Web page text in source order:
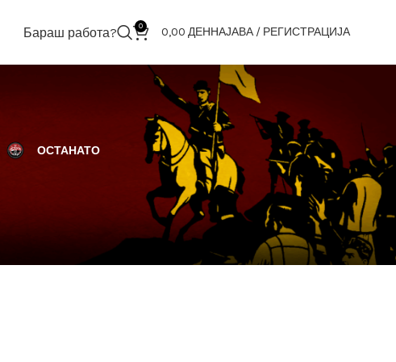
Бараш работа? 0 0,00 ДЕННАЈАВА / РЕГИСТРАЦИЈА
ОСТАНАТО